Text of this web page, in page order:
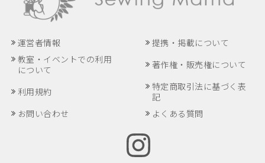
運営者情報
提携・掲載について
教室・イベントでの利用
について
著作権・販売権について
利用規約
特定商取引法に基づく表
記
お問い合わせ
よくある質問